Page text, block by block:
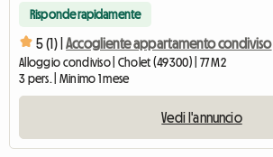
Risponde rapidamente
5 (1) | Accogliente appartamento condiviso
Alloggio condiviso | Cholet (49300) | 77 M2
3 pers. | Minimo 1 mese
Vedi l'annuncio